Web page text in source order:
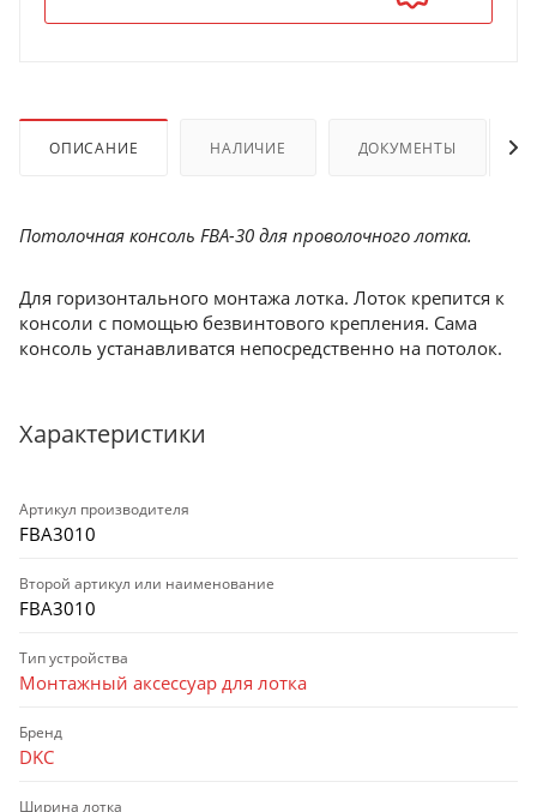
ОПИСАНИЕ НАЛИЧИЕ ДОКУМЕНТЫ
Потолочная консоль FBA-30 для проволочного лотка.
Для горизонтального монтажа лотка. Лоток крепится к
консоли с помощью безвинтового крепления. Сама
консоль устанавливатся непосредственно на потолок.
Характеристики
Артикул производителя
FBA3010
Второй артикул или наименование
FBA3010
Тип устройства
Монтажный аксессуар для лотка
Бренд
DKC
Ширина лотка